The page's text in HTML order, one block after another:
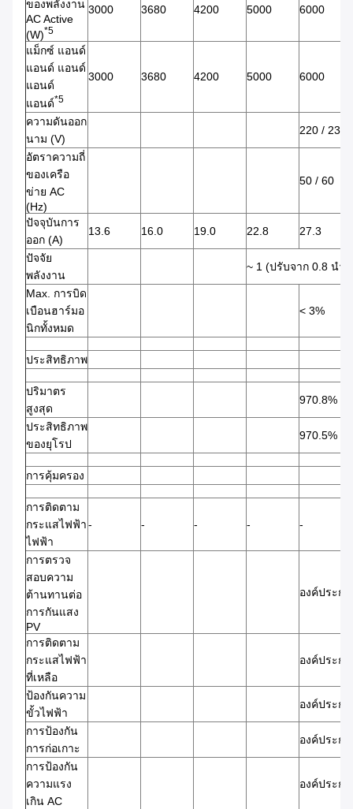
ของพลังงาน
AC Active
(W)*5
3000 3680 4200 5000 6000
แม็กซ์ แอนด์
แอนด์ แอนด์
แอนด์
แอนด์*5
3000 3680 4200 5000 6000
ความดันออก
นาม (V)
220 / 230
อัตราความถี่
ของเครือ
ข่าย AC
(Hz)
50 / 60
ปัจจุบันการ
ออก (A)
13.6 16.0 19.0 22.8 27.3
ปัจจัย
พลังงาน
~ 1 (ปรับจาก 0.8 นํา
Max. การบิด
เบือนฮาร์มอ
นิกทั้งหมด
< 3%
ประสิทธิภาพ
ปริมาตร
สูงสุด
970.8%
ประสิทธิภาพ
ของยุโรป
970.5%
การคุ้มครอง
การติดตาม
กระแสไฟฟ้า
ไฟฟ้า
- - - - -
การตรวจ
สอบความ
ต้านทานต่อ
การกันแสง
PV
องค์ประก
การติดตาม
กระแสไฟฟ้า
ที่เหลือ
องค์ประก
ป้องกันความ
ขั้วไฟฟ้า
องค์ประก
การป้องกัน
การก่อเกาะ
องค์ประก
การป้องกัน
ความแรง
เกิน AC
องค์ประก